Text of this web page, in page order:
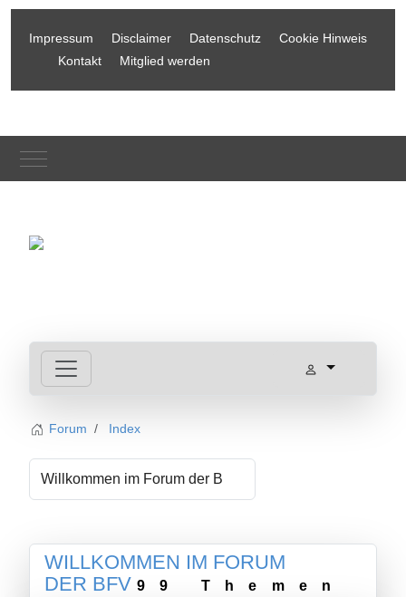
Impressum Disclaimer Datenschutz
Cookie Hinweis
Kontakt
Mitglied werden
Mobile Menu Toggle
Forum Index
WILLKOMMEN IM FORUM
DER BFV 99 Themen